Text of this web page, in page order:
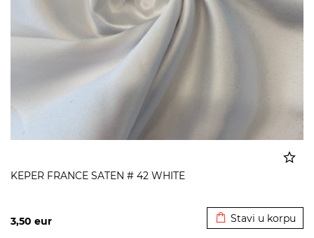
KEPER FRANCE SATEN # 42 WHITE
3,50 eur Stavi u korpu